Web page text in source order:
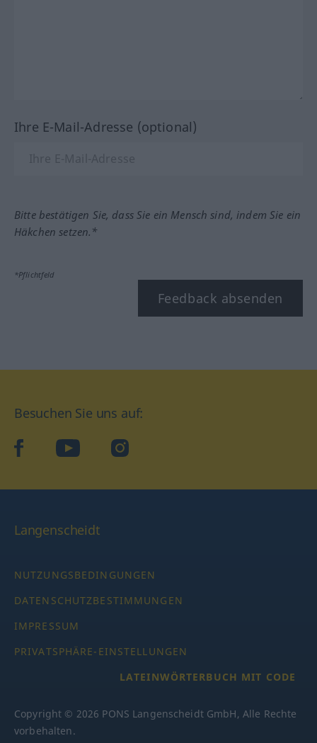
Ihre E-Mail-Adresse (optional)
Bitte bestätigen Sie, dass Sie ein Mensch sind, indem Sie ein
Häkchen setzen.*
*Pflichtfeld
Feedback absenden
Besuchen Sie uns auf:
facebookYouTube Instagram
Langenscheidt
NUTZUNGSBEDINGUNGEN
DATENSCHUTZBESTIMMUNGEN
IMPRESSUM
PRIVATSPHÄRE-EINSTELLUNGEN
LATEINWÖRTERBUCH MIT CODE
Copyright © 2026 PONS Langenscheidt GmbH, Alle Rechte
vorbehalten.